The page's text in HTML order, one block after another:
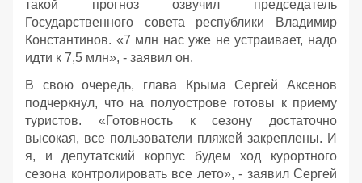
такой прогноз озвучил председатель
Государственного совета республики Владимир
Константинов. «7 млн нас уже не устраивает, надо
идти к 7,5 млн», - заявил он.
В свою очередь, глава Крыма Сергей Аксенов
подчеркнул, что на полуострове готовы к приему
туристов. «Готовность к сезону достаточно
высокая, все пользователи пляжей закреплены. И
я, и депутатский корпус будем ход курортного
сезона контролировать все лето», - заявил Сергей